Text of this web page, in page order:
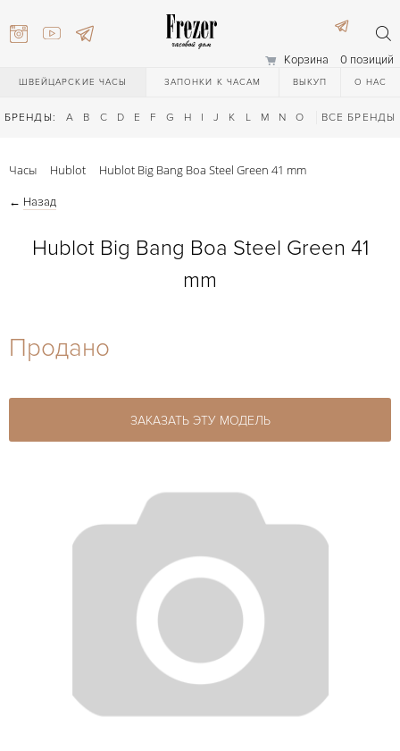
Корзина 0 позиций
ШВЕЙЦАРСКИЕ ЧАСЫ ЗАПОНКИ К ЧАСАМ ВЫКУП О НАС
БРЕНДЫ: A B C D E F G H I J K L M N O Q R S T
ВСЕ БРЕНДЫ
27-44
Часы Hublot Hublot Big Bang Boa Steel Green 41 mm
← Назад
Hublot Big Bang Boa Steel Green 41
mm
Продано
ЗАКАЗАТЬ ЭТУ МОДЕЛЬ